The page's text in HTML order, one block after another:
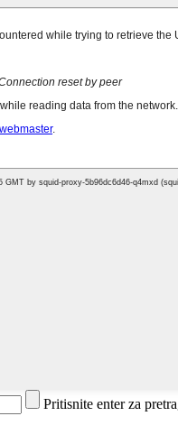
Pritisnite enter za